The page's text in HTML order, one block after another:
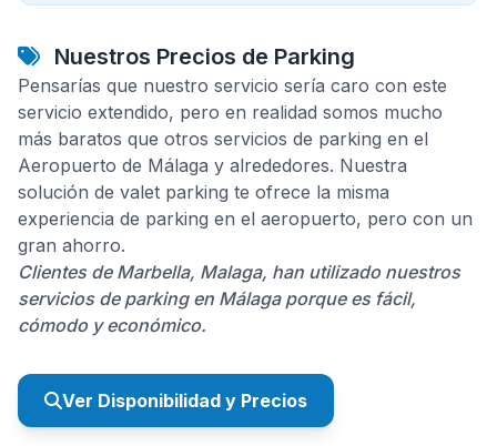
Nuestros Precios de Parking
Pensarías que nuestro servicio sería caro con este
servicio extendido, pero en realidad somos mucho
más baratos que otros servicios de parking en el
Aeropuerto de Málaga y alrededores. Nuestra
solución de valet parking te ofrece la misma
experiencia de parking en el aeropuerto, pero con un
gran ahorro.
Clientes de Marbella, Malaga, han utilizado nuestros
servicios de parking en Málaga porque es fácil,
cómodo y económico.
Ver Disponibilidad y Precios